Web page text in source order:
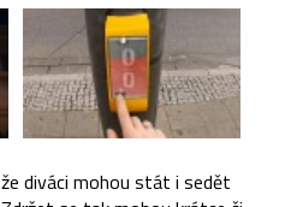
diváci mohou stát i sedět